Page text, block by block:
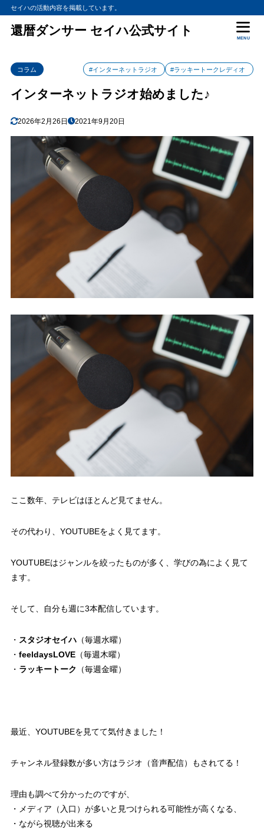
セイハの活動内容を掲載しています。
還暦ダンサー セイハ公式サイト
MENU
コラム #インターネットラジオ #ラッキートークレディオ
インターネットラジオ始めました♪
2026年2月26日 2021年9月20日
ここ数年、テレビはほとんど見てません。
その代わり、YOUTUBEをよく見てます。
YOUTUBEはジャンルを絞ったものが多く、学びの為によく見て
ます。
そして、自分も週に3本配信しています。
・ スタジオセイハ（毎週水曜）
・ feeldaysLOVE（毎週木曜）
・ ラッキートーク （毎週金曜）
最近、YOUTUBEを見てて気付きました！
チャンネル登録数が多い方はラジオ（音声配信）もされてる！
理由も調べて分かったのですが、
・メディア（入口）が多いと見つけられる可能性が高くなる、
・ながら視聴が出来る